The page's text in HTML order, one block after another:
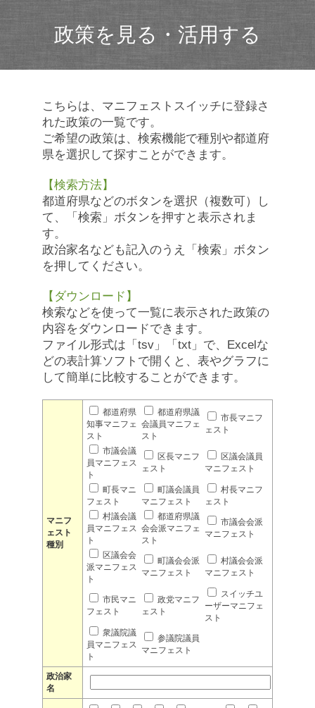
政策を見る・活用する
こちらは、マニフェストスイッチに登録さ
れた政策の一覧です。
ご希望の政策は、検索機能で種別や都道府
県を選択して探すことができます。
【検索方法】
都道府県などのボタンを選択（複数可）し
て、「検索」ボタンを押すと表示されま
す。
政治家名なども記入のうえ「検索」ボタン
を押してください。
【ダウンロード】
検索などを使って一覧に表示された政策の
内容をダウンロードできます。
ファイル形式は「tsv」「txt」で、Excelな
どの表計算ソフトで開くと、表やグラフに
して簡単に比較することができます。
マニフ
ェスト
種別
都道府県
知事マニフェ
スト
都道府県議
会議員マニフェ
スト
市長マニフ
ェスト
市議会議
員マニフェス
ト
区長マニフ
ェスト
区議会議員
マニフェスト
町長マニ
フェスト
町議会議員
マニフェスト
村長マニフ
ェスト
村議会議
員マニフェス
ト
都道府県議
会会派マニフェ
スト
市議会会派
マニフェスト
区議会会
派マニフェス
ト
町議会会派
マニフェスト
村議会会派
マニフェスト
市民マニ
フェスト
政党マニフ
ェスト
スイッチユ
ーザーマニフェ
スト
衆議院議
員マニフェス
ト
参議院議員
マニフェスト
政治家
名